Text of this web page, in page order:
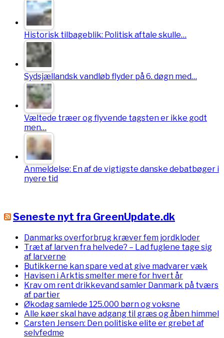
Historisk tilbageblik: Politisk aftale skulle…
Sydsjællandsk vandløb flyder på 6. døgn med…
Væltede træer og flyvende tagsten er ikke godt
men…
Anmeldelse: En af de vigtigste danske debatbøger i
nyere tid
Seneste nyt fra GreenUpdate.dk
Danmarks overforbrug kræver fem jordkloder
Træt af larven fra helvede? – Lad fuglene tage sig
af larverne
Butikkerne kan spare ved at give madvarer væk
Havisen i Arktis smelter mere for hvert år
Krav om rent drikkevand samler Danmark på tværs
af partier
Økodag samlede 125.000 børn og voksne
Alle køer skal have adgang til græs og åben himmel
Carsten Jensen: Den politiske elite er grebet af
selvfedme